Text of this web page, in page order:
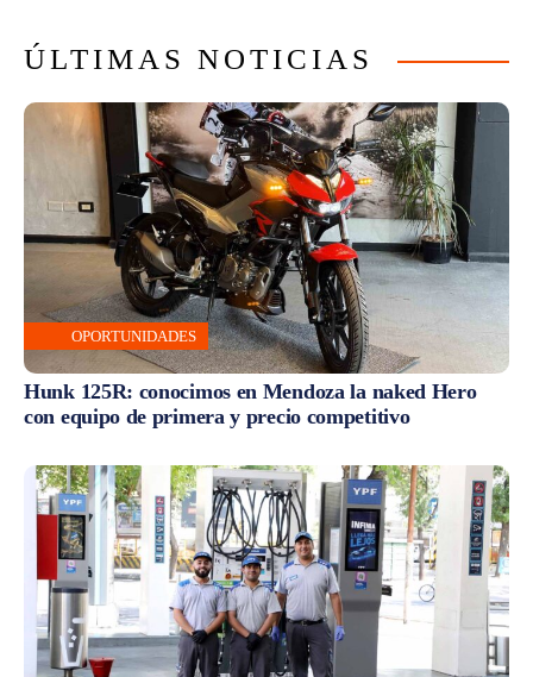
ÚLTIMAS NOTICIAS
OPORTUNIDADES
Hunk 125R: conocimos en Mendoza la naked Hero
con equipo de primera y precio competitivo